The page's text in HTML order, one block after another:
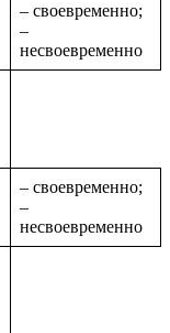
– своевременно;
–
несвоевременно
– своевременно;
–
несвоевременно